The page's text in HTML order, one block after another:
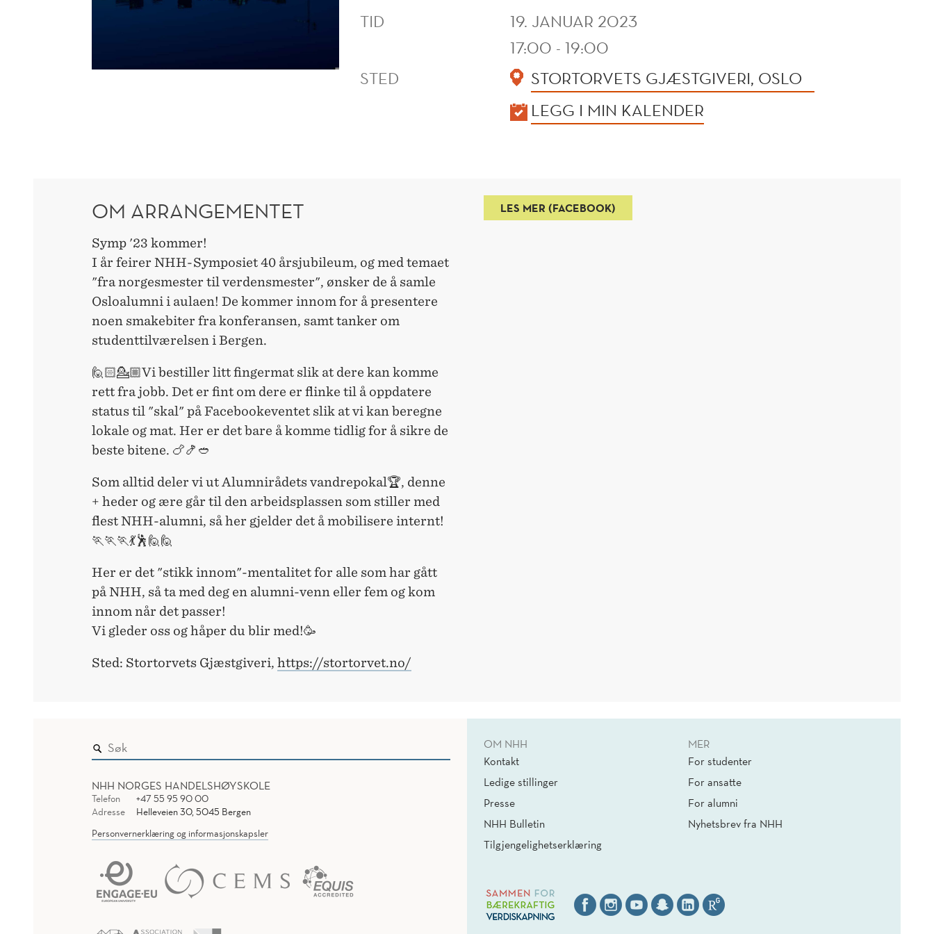
TID
19. JANUAR 2023
17:00 - 19:00
STED
STORTORVETS GJÆSTGIVERI, OSLO
LEGG I MIN KALENDER
OM ARRANGEMENTET
Symp '23 kommer!
I år feirer NHH-Symposiet 40 årsjubileum, og med temaet
"fra norgesmester til verdensmester", ønsker de å samle
Osloalumni i aulaen! De kommer innom for å presentere
noen smakebiter fra konferansen, samt tanker om
studenttilværelsen i Bergen.
🙋🏻💁🏼Vi bestiller litt fingermat slik at dere kan komme
rett fra jobb. Det er fint om dere er flinke til å oppdatere
status til "skal" på Facebookeventet slik at vi kan beregne
lokale og mat. Her er det bare å komme tidlig for å sikre de
beste bitene. 🍗🍤🥙
Som alltid deler vi ut Alumnirådets vandrepokal🏆, denne
+ heder og ære går til den arbeidsplassen som stiller med
flest NHH-alumni, så her gjelder det å mobilisere internt!
🏃🏃🏃💃🕺🙋🙋
Her er det "stikk innom"-mentalitet for alle som har gått
på NHH, så ta med deg en alumni-venn eller fem og kom
innom når det passer!
Vi gleder oss og håper du blir med!🥳
Sted: Stortorvets Gjæstgiveri, https://stortorvet.no/
LES MER (FACEBOOK)
NHH NORGES HANDELSHØYSKOLE
Telefon
+47 55 95 90 00
Adresse
Helleveien 30, 5045 Bergen
Personvernerklæring og informasjonskapsler
OM NHH
Kontakt
Ledige stillinger
Presse
NHH Bulletin
Tilgjengelighetserklæring
MER
For studenter
For ansatte
For alumni
Nyhetsbrev fra NHH